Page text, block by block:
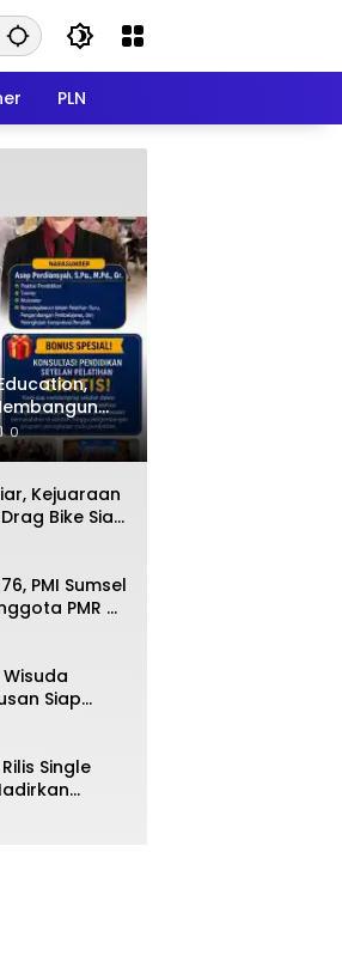
PLN
0
Kejuaraan
Bike Siap
Balau
PMI Sumsel
PMR di
Siap
Bangsa
Rilis Single
Rap, dan